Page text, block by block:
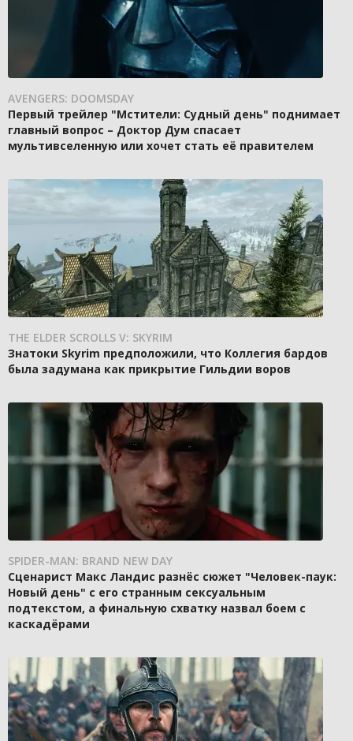
AVENGERS: DOOMSDAY
Первый трейлер "Мстители: Судный день" поднимает
главный вопрос – Доктор Дум спасает
мультивселенную или хочет стать её правителем
THE ELDER SCROLLS V: SKYRIM
Знатоки Skyrim предположили, что Коллегия бардов
была задумана как прикрытие Гильдии воров
SPIDER-MAN: BRAND NEW DAY
Сценарист Макс Ландис разнёс сюжет "Человек-паук:
Новый день" с его странным сексуальным
подтекстом, а финальную схватку назвал боем с
каскадёрами